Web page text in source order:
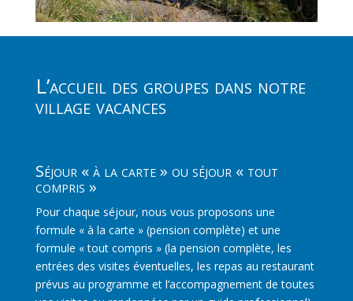
L’accueil des groupes dans notre
village vacances
Séjour « à la carte » ou séjour « tout
compris »
Pour chaque séjour, nous vous proposons une
formule « à la carte » (pension complète) et une
formule « tout compris » (la pension complète, les
entrées des visites éventuelles, les repas au restaurant
prévus au programme et l’accompagnement de toutes